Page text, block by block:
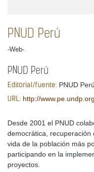
PNUD Perú
-Web-
PNUD Perú
Editorial/fuente: PNUD Perú
URL: http://
Desde 2001 el PNUD
democrática,
vida de la población más
participando en la
proyectos.